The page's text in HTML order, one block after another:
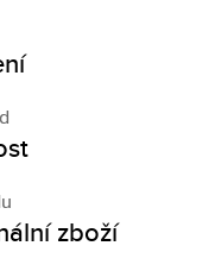
zboží